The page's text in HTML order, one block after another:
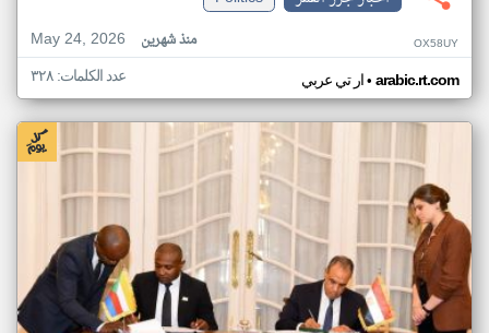
May 24, 2026
منذ شهرين OX58UY
ار تي عربي• arabic.rt.com عدد الكلمات: ٣٢٨